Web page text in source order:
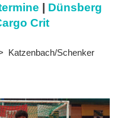
| Dünsberg
Crit
Katzenbach/Schenker